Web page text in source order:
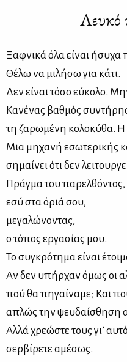
Λευκό
Ξαφνικά όλα είναι ήσυχα
Θέλω να μιλήσω για κάτι.
Δεν είναι τόσο εύκολο.
Κανένας βαθμός
τη ζαρωμένη κολοκύθα. Η
Μια μηχανή εσωτερικής
σημαίνει ότι δεν
Πράγμα του παρελθόντος,
εσύ στα όριά σου,
μεγαλώνοντας,
ο τόπος εργασίας μου.
Το συγκρότημα είναι
Αν δεν υπήρχαν όμως οι
πού θα πηγαίναμε; Και
απλώς την ψευδαίσθηση
Αλλά χρεώστε τους γι’
σερβίρετε αμέσως.